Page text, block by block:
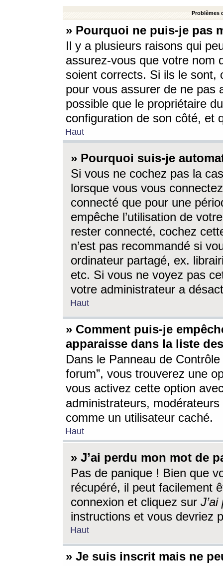
Problèmes
» Pourquoi ne puis-je pas
Il y a plusieurs raisons qui
assurez-vous que votre nom
soient corrects. Si ils le sont,
pour vous assurer de ne pas
possible que le propriétaire
configuration de son côté, et
Haut
» Pourquoi suis-je
Si vous ne cochez pas la
lorsque vous vous
connecté que pour une
empêche l’utilisation de
rester connecté, cochez
n’est pas recommandé si
ordinateur partagé, ex.
etc. Si vous ne voyez pas
votre administrateur a
Haut
» Comment puis-je
apparaisse dans la liste
Dans le Panneau de
forum”, vous trouverez une
vous activez cette option
administrateurs,
comme un utilisateur caché.
Haut
» J’ai perdu mon mot de
Pas de panique ! Bien que
récupéré, il peut facilement
connexion et cliquez sur
instructions et vous devriez
Haut
» Je suis inscrit mais ne